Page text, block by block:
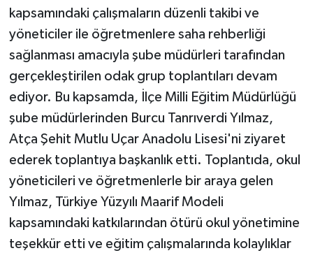
kapsamındaki çalışmaların düzenli takibi ve
yöneticiler ile öğretmenlere saha rehberliği
sağlanması amacıyla şube müdürleri tarafından
gerçekleştirilen odak grup toplantıları devam
ediyor. Bu kapsamda, İlçe Milli Eğitim Müdürlüğü
şube müdürlerinden Burcu Tanrıverdi Yılmaz,
Atça Şehit Mutlu Uçar Anadolu Lisesi'ni ziyaret
ederek toplantıya başkanlık etti. Toplantıda, okul
yöneticileri ve öğretmenlerle bir araya gelen
Yılmaz, Türkiye Yüzyılı Maarif Modeli
kapsamındaki katkılarından ötürü okul yönetimine
teşekkür etti ve eğitim çalışmalarında kolaylıklar